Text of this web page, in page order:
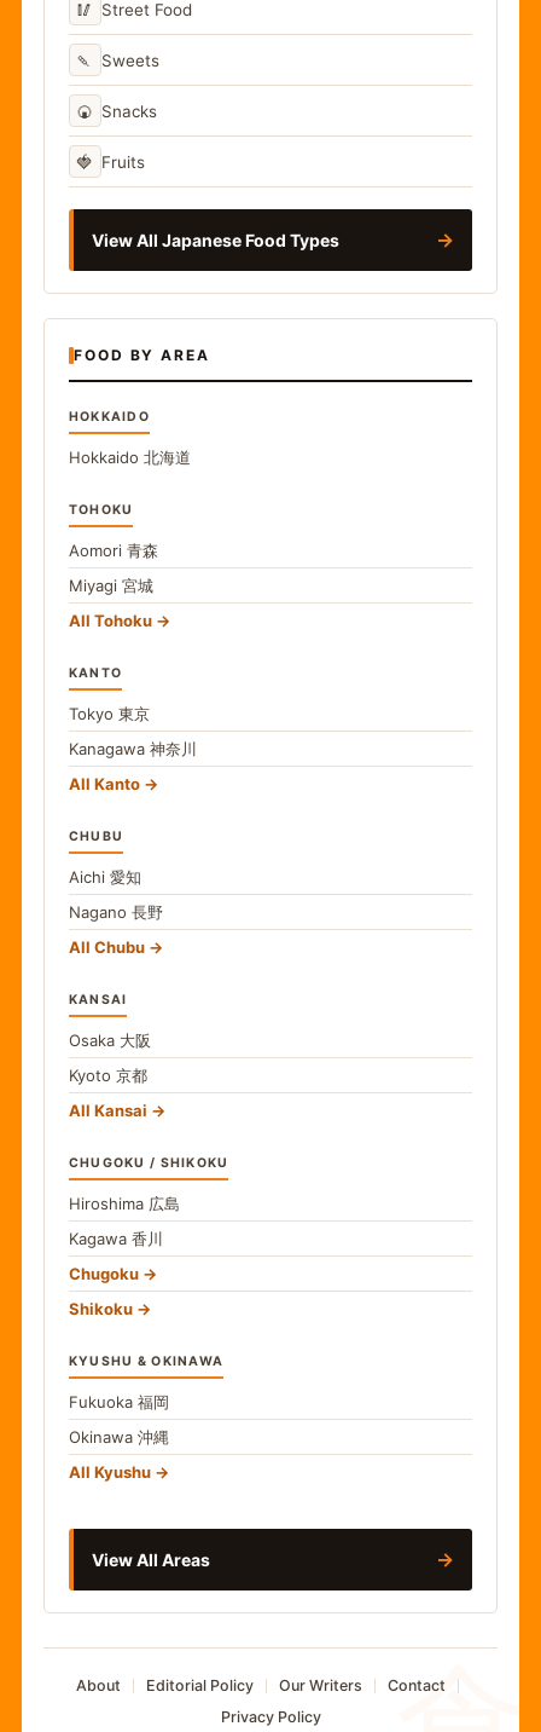
🥢 Street Food
🍡 Sweets
🍘 Snacks
🍓 Fruits
View All Japanese Food Types →
FOOD BY AREA
HOKKAIDO
Hokkaido 北海道
TOHOKU
Aomori 青森
Miyagi 宮城
All Tohoku
KANTO
Tokyo 東京
Kanagawa 神奈川
All Kanto
CHUBU
Aichi 愛知
Nagano 長野
All Chubu
KANSAI
Osaka 大阪
Kyoto 京都
All Kansai
CHUGOKU / SHIKOKU
Hiroshima 広島
Kagawa 香川
Chugoku
Shikoku
KYUSHU & OKINAWA
Fukuoka 福岡
Okinawa 沖縄
All Kyushu
View All Areas →
About Editorial Policy Our Writers
Contact
Privacy Policy